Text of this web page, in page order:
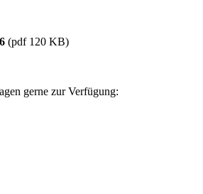
(pdf 120 KB)
gerne zur Verfügung: